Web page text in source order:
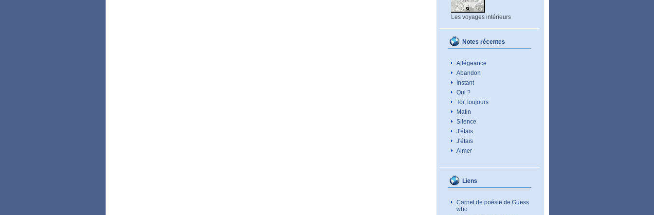
Les voyages intérieurs
Notes récentes
Allégeance
Abandon
Instant
Qui ?
Toi, toujours
Matin
Silence
J'étais
J'étais
Aimer
Liens
Carnet de poésie de Guess
who